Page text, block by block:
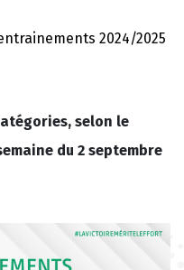
2024/2025
selon le
du 2 septembre